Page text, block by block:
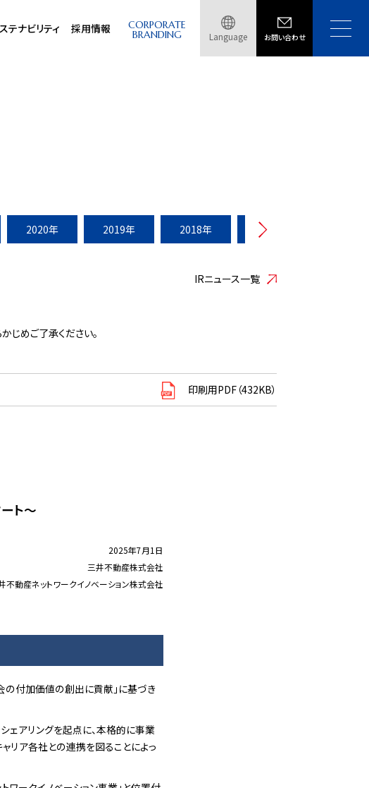
テナビリティ 採用情報 CORPORATE
BRANDING Language お問い合わせ
2020年 2019年 2018年 2017年
IRニュース一覧
じめご了承ください。
印刷用PDF（432KB）
ト～
2025年7月1日
三井不動産株式会社
不動産ネットワークイノベーション株式会社
の付加価値の創出に貢献」に基づき
ェアリングを起点に、本格的に事業
リア各社との連携を図ることによっ